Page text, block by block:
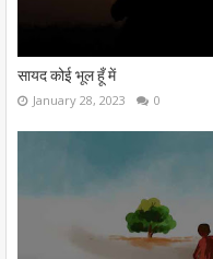
सायद कोई भूल हूँ में
January 28, 2023 0